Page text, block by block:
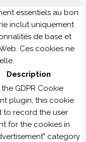
essentiels au bon
inclut uniquement
de base et
Ces cookies ne
Description
GDPR Cookie
plugin, this cookie
to record the user
for the cookies in
category